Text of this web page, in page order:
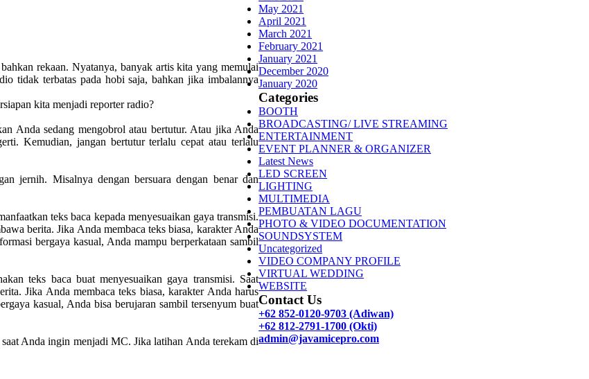
rekaan. Nyatanya, banyak artis kita yang memulai
tidak terbatas pada hobi saja, bahkan jika imbalannya
kita menjadi reporter radio?
Anda sedang mengobrol atau bertutur. Atau jika Anda
Kemudian, jangan bertutur terlalu cepat atau terlalu
jernih. Misalnya dengan bersuara dengan benar dan
teks baca kepada menyesuaikan gaya transmisi.
berita. Jika Anda membaca teks biasa, karakter Anda
bergaya kasual, Anda mampu berperkataan sambil
teks baca buat menyesuaikan gaya transmisi. Saat
Jika Anda membaca teks biasa, karakter Anda harus
kasual, Anda bisa berujaran sambil tersenyum buat
Anda ingin menjadi MC. Jika latihan Anda terekam di
May 2021
April 2021
March 2021
February 2021
January 2021
December 2020
January 2020
Categories
BOOTH
BROADCASTING/ LIVE STREAMING
ENTERTAINMENT
EVENT PLANNER & ORGANIZER
Latest News
LED SCREEN
LIGHTING
MULTIMEDIA
PEMBUATAN LAGU
PHOTO & VIDEO DOCUMENTATION
SOUNDSYSTEM
Uncategorized
VIDEO COMPANY PROFILE
VIRTUAL WEDDING
WEBSITE
Contact Us
+62 852-0120-9703 (Adiwan)
+62 812-2791-1700 (Okti)
admin@javamicepro.com